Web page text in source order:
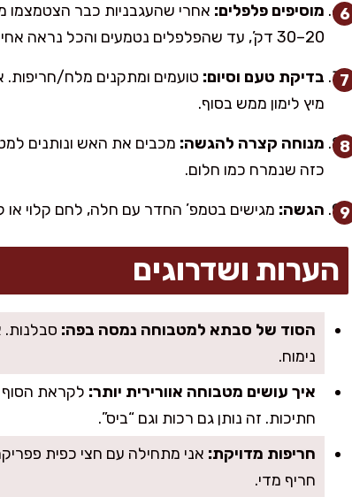
מוסיפים פלפלים: אחרי שהעגבניות כבר הצטמצמו
20–30 דק’, עד שהפלפלים נטמעים והכל נראה אחיד ועשיר.
בדיקת טעם וסיום:
מיץ לימון ממש בסוף.
מנוחה קצרה להגשה:
כזה שנמרח כמו חלום.
הגשה: מגישים בטמפ’ החדר עם חלה, לחם קלוי
הערות ושדרוגים
הסוד של סבתא למטבוחה נמסה בפה:
נימוח.
איך עושים מטבוחה אוורירית יותר: לקראת הסוף
חתיכות. זה נותן גם רכות וגם “ביס”.
חריפות מדויקת: אני מתחילה עם חצי כפית
חריף מדי.